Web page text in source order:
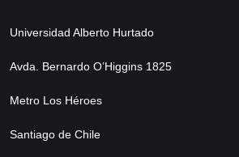
Universidad Alberto Hurtado
Avda. Bernardo O’Higgins 1825
Metro Los Héroes
Santiago de Chile